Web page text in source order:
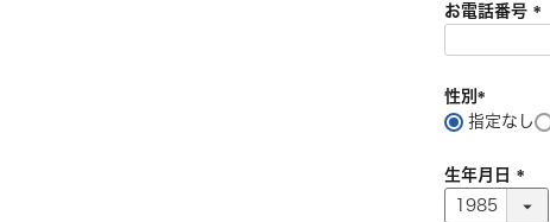
お電話番号
)
性別
(
須
)
指定なし
生年月日
(